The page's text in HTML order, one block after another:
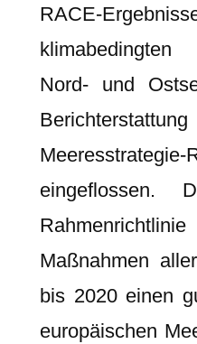
RACE-
Nord- und
Meeresstrategie-
eingeflossen.
Maßnahmen
bis 2020 einen
europäischen